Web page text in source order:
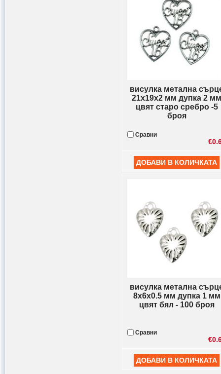
висулка метална
21x19x2 мм дупка 2 мм
цвят старо сребро -5
броя
Сравни
висулка метална
8x6x0.5 мм дупка 1 мм
цвят бял - 100 броя
Сравни